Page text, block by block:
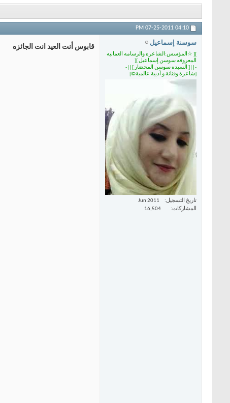
07-25-2011 04:10 PM
سوسنة إسماعيل
][ ☆المؤسس:الشاعره والرسامه العمانيه
المعروفه سوسن إسماعيل ][
-||[ السيده سوسن المحضار ]||-
[شاعرة وفنانة و أديبة عالمية©]
تاريخ التسجيل
Jun 2011
المشاركات
16,504
قابوس أنت العيد انت الجائزه